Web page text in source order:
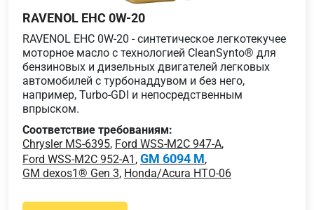
RAVENOL EHC 0W-20
RAVENOL EHC 0W-20 - синтетическое легкотекучее
моторное масло с технологией CleanSynto® для
бензиновых и дизельных двигателей легковых
автомобилей с турбонаддувом и без него,
например, Turbo-GDI и непосредственным
впрыском.
Соответствие требованиям:
Chrysler MS-6395, Ford WSS-M2C 947-A,
Ford WSS-M2C 952-A1 , GM 6094 M,
GM dexos1® Gen 3, Honda/Acura HTO-06